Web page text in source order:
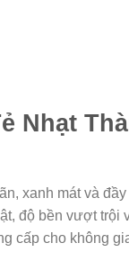
Nhạt
xanh mát và
độ bền vượt trội
cấp cho không